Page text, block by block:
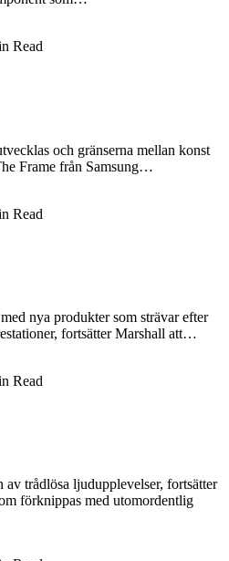
Read
och gränserna mellan konst
Frame från Samsung…
Read
nya produkter som strävar efter
fortsätter Marshall att…
Read
trådlösa ljudupplevelser, fortsätter
förknippas med utomordentlig